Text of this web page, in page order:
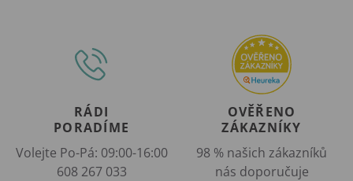
RÁDI
PORADÍME
Volejte Po-Pá: 09:00-16:00
608 267 033
OVĚŘENO
ZÁKAZNÍKY
98 % našich zákazníků
nás doporučuje